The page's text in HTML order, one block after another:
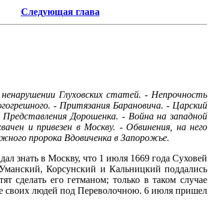
Следующая глава
Глуховских статей. - Непрочность
- Притязания Барановича. - Царский
Дорошенка. - Война на западной
и привезен в Москву. - Обвинения, на него
пророка Вдовиченка в Запорожье.
знать в Москву, что 1 июля 1669 года Суховей
Корсунский и Кальницкий поддались
сделать его гетманом; только в таком случае
своих людей под Переволочною. 6 июля пришел